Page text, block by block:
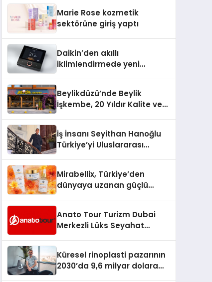
Onaylarını Aldı
Marie Rose kozmetik
sektörüne giriş yaptı
Daikin’den akıllı
iklimlendirmede yeni
Beylikdüzü’nde Beylik
İşkembe, 20 Yıldır Kalite ve
İş İnsanı Seyithan Hanoğlu
Türkiye’yi Uluslararası
Mirabellix, Türkiye’den
dünyaya uzanan güçlü
Anato Tour Turizm Dubai
Merkezli Lüks Seyahat
Küresel rinoplasti pazarının
2030’da 9,6 milyar dolara